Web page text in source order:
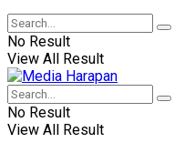
No Result
View All Result
No Result
View All Result